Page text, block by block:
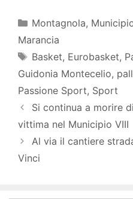
Categorie
Montagnola,
Marancia
Tag
Basket, Eurobasket,
Guidonia Montecelio,
Passione Sport, Sport
Si continua a morire
vittima nel Municipio VIII
Al via il cantiere
Vinci